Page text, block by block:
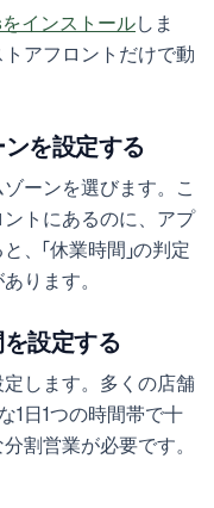
インストールしま
アフロントだけで動
を設定する
ーンを選びます。こ
トにあるのに、アプ
、「休業時間」の判定
ります。
設定する
します。多くの店舗
日1つの時間帯で十
割営業が必要です。